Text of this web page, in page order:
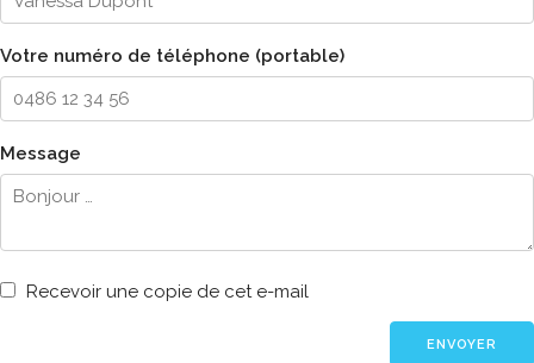
Votre numéro de téléphone (portable)
Message
Recevoir une copie de cet e-mail